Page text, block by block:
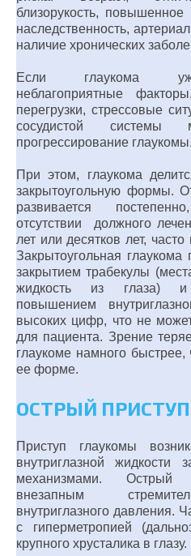
близорукость, повышенное
наследственность,
наличие хронических
Если глаукома уже
неблагоприятные
перегрузки, стрессовые
сосудистой системы
прогрессирование глаукомы.
При этом, глаукома
закрытоугольную формы.
развивается
отсутствии должного
лет или десятков лет,
Закрытоугольная глаукома
закрытием трабекулы
жидкость из глаза)
повышением
высоких цифр, что не
для пациента. Зрение
глаукоме намного быстрее,
ее форме.
ОСТРЫЙ
Приступ глаукомы
внутриглазной жидкости
механизмами. Острый
внезапным
внутриглазного давления.
с гиперметропией
крупного хрусталика в глазу.